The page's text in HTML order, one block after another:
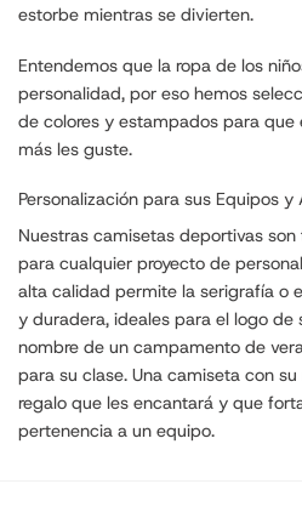
estorbe mientras se divierten.
Entendemos que la ropa de los
personalidad, por eso hemos
de colores y estampados para
más les guste.
Personalización para sus Equipos
Nuestras camisetas deportivas
para cualquier proyecto de
alta calidad permite la serigrafía o
y duradera, ideales para el logo
nombre de un campamento de
para su clase. Una camiseta con
regalo que les encantará y que
pertenencia a un equipo.